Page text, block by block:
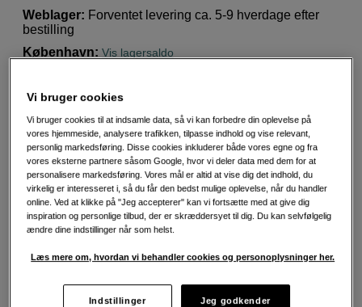
Weblager: Forventet levering ca. 5-9 hverdage efter
bestilling
København: Vis lagersaldo
Ilfotol er et befugtningsmiddel til film og fiberpapir, der
fremskynder tørringen og kan bruges i alle bade, hvor
der anbefales et befugtningsmiddel.
Mere information
279 DKK
Læg i indkøbskurv
Vi bruger cookies
Vi bruger cookies til at indsamle data, så vi kan forbedre din oplevelse på
vores hjemmeside, analysere trafikken, tilpasse indhold og vise relevant,
personlig markedsføring. Disse cookies inkluderer både vores egne og fra
vores eksterne partnere såsom Google, hvor vi deler data med dem for at
personalisere markedsføring. Vores mål er altid at vise dig det indhold, du
virkelig er interesseret i, så du får den bedst mulige oplevelse, når du handler
online. Ved at klikke på "Jeg accepterer" kan vi fortsætte med at give dig
inspiration og personlige tilbud, der er skræddersyet til dig. Du kan selvfølgelig
ændre dine indstillinger når som helst.
Læs mere om, hvordan vi behandler cookies og personoplysninger her.
Indstillinger Jeg godkender